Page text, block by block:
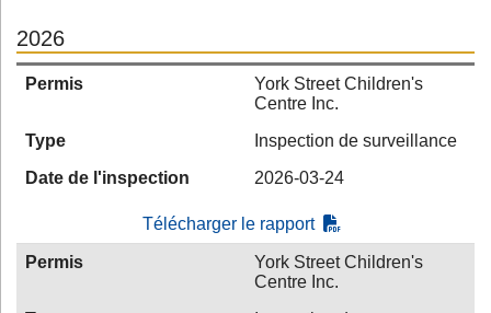
2026
Permis
York Street Children's
Centre Inc.
Type
Inspection de surveillance
Date de l'inspection
2026-03-24
Télécharger le rapport
Permis
York Street Children's
Centre Inc.